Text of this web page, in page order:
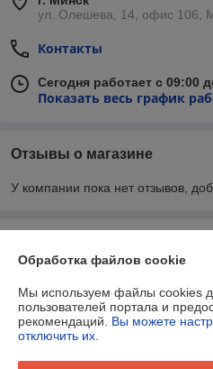
ул. Олешева, 14, офис 106,
Контакты
Сегодня работает с 09:00
Показать весь график
Отзывы о магазине
У компании пока нет отзывов,
Доставка и оплата
Обработка файлов cookie
Мы используем файлы cookies
пользователей портала и
рекомендаций. Вы можете
отключить их.